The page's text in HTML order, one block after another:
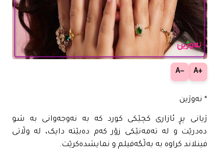
+A
−A
* نەوژین
ژیانی پڕ ئازاری کچێکی کورد کە بە نەوجەوانی بە شو
دەدرێت و لە تەمەنێکی زۆر کەم دەبێتە دایک، لە وڵاتی
فینلاند کراوە بە بەڵگەفیلم و نمایشدەکرێت.